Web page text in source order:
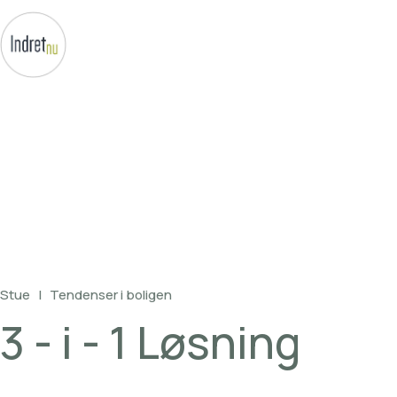
Stue | Tendenseri boligen
3 - i - 1 Løsning